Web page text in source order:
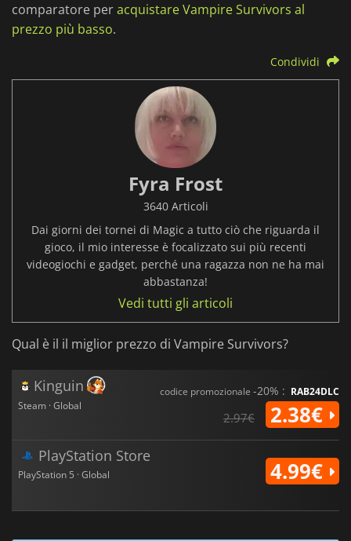
comparatore peracquistare Vampire Survivors al
prezzo più basso.
Condividi
Fyra Frost
3640 Articoli
Dai giorni dei tornei di Magic a tutto ciò che riguarda il
gioco, il mio interesse è focalizzato sui più recenti
videogiochi e gadget, perché una ragazza non ne ha mai
abbastanza!
Vedi tutti gli articoli
Qual è il il miglior prezzo di Vampire Survivors?
Kinguin
Steam · Global
codice promozionale -20% : RAB24DLC
2.97€ 2.38€
PlayStation Store
PlayStation 5 · Global 4.99€